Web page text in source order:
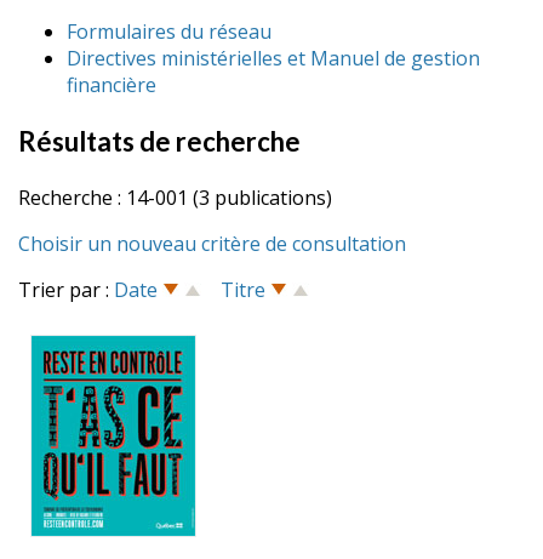
Formulaires du réseau
Directives ministérielles et Manuel de gestion
financière
Résultats de recherche
Recherche : 14-001 (3 publications)
Choisir un nouveau critère de consultation
Trier par : Date Titre